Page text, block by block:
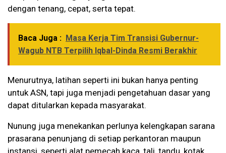
dengan tenang, cepat, serta tepat.
Baca Juga : Masa Kerja Tim Transisi Gubernur-
Wagub NTB Terpilih Iqbal-Dinda Resmi Berakhir
Menurutnya, latihan seperti ini bukan hanya penting
untuk ASN, tapi juga menjadi pengetahuan dasar yang
dapat ditularkan kepada masyarakat.
Nunung juga menekankan perlunya kelengkapan sarana
prasarana penunjang di setiap perkantoran maupun